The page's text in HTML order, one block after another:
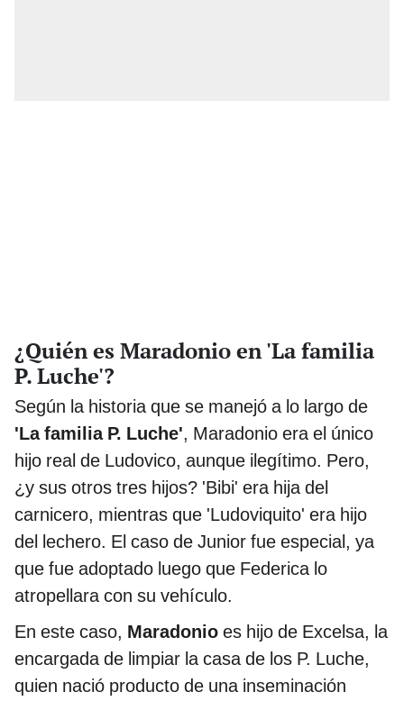
¿Quién es Maradonio en 'La familia
P. Luche'?
Según la historia que se manejó a lo largo de
'La familia P. Luche', Maradonio era el único
hijo real de Ludovico, aunque ilegítimo. Pero,
¿y sus otros tres hijos? 'Bibi' era hija del
carnicero, mientras que 'Ludoviquito' era hijo
del lechero. El caso de Junior fue especial, ya
que fue adoptado luego que Federica lo
atropellara con su vehículo.
En este caso, Maradonio es hijo de Excelsa, la
encargada de limpiar la casa de los P. Luche,
quien nació producto de una inseminación